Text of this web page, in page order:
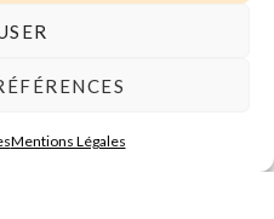
Mentions Légales